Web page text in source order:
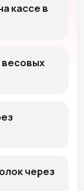
кассе в
через